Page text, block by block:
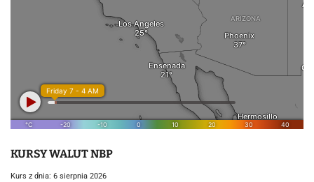
KURSY WALUT NBP
Kurs z dnia: 6 sierpnia 2026